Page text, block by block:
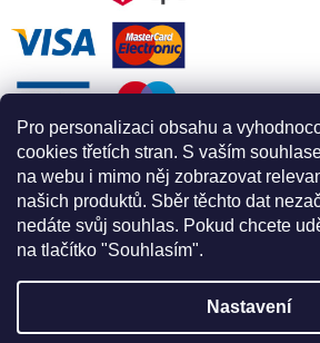
Pro personalizaci obsahu a
cookies třetích stran. S vaším
na webu i mimo něj zobrazovat
našich produktů. Sběr těchto dat
nedáte svůj souhlas. Pokud chcete
na tlačítko "Souhlasím".
Nastavení
Vytvořil Shoptet